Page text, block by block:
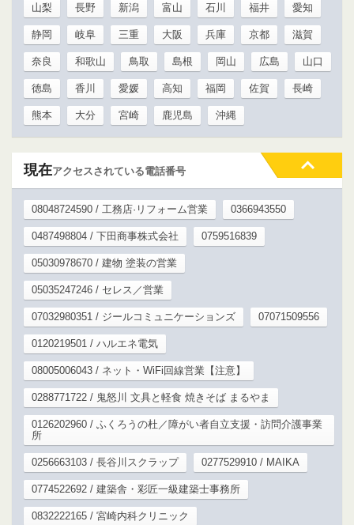
山梨 長野 新潟 富山 石川 福井 愛知
静岡 岐阜 三重 大阪 兵庫 京都 滋賀
奈良 和歌山 鳥取 島根 岡山 広島 山口
徳島 香川 愛媛 高知 福岡 佐賀 長崎
熊本 大分 宮崎 鹿児島 沖縄
現在アクセスされている電話番号
08048724590 / 工務店·リフォーム営業 0366943550
0487498804 / 下田商事株式会社 0759516839
05030978670 / 建物 塗装の営業
05035247246 / セレス／営業
07032980351 / ジールコミュニケーションズ 07071509556
0120219501 / ハルエネ電気
08005006043 / ネット・WiFi回線営業【注意】
0288771722 / 鬼怒川 文具と軽食 焼きそば まるやま
0126202960 / ふくろうの杜／障がい者自立支援・訪問介護事業
所
0256663103 / 長谷川スクラップ 0277529910 / MAIKA
0774522692 / 建築舎・彩匠一級建築士事務所
0832222165 / 宮崎内科クリニック